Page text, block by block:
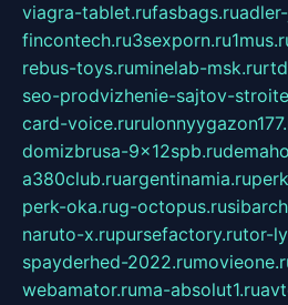
viagra-tablet.rufasbags.ru
fincontech.ru3sexporn.ru
rebus-toys.ruminelab-msk.ru
seo-prodvizhenie-sajtov-
card-voice.ru
domizbrusa-9x12spb.ru
a380club.ruargentinamia.ru
perk-oka.rug-octopus.ru
naruto-x.rupursefactory.rutor-
spayderhed-2022.ru
webamator.ruma-absolut1.ru